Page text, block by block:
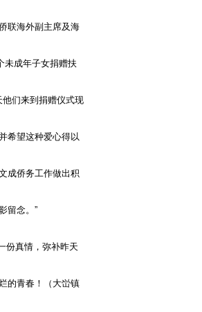
联海外副主席及海
未成年子女捐赠扶
们来到捐赠仪式现
希望这种爱心得以
成侨务工作做出积
留念。”
份真情，弥补昨天
的青春！（大峃镇